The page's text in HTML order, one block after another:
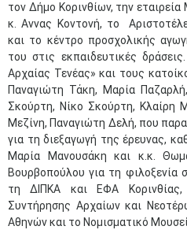
τον Δήμο Κορινθίων, την
κ. Αννας Κοντονή, το
και το κέντρο προσχολικής
του στις εκπαιδευτικές
Αρχαίας Τενέας» και τους
Παναγιώτη Τάκη, Μαρία
Σκούρτη, Νίκο Σκούρτη, Κλαίρη
Μεζίνη, Παναγιώτη Δελή, που
για τη διεξαγωγή της έρευνας,
Μαρία Μανουσάκη και κ.κ.
Βουρβοπούλου για τη φιλοξενία
τη ΔΙΠΚΑ και ΕΦΑ
Συντήρησης Αρχαίων και
Αθηνών και το Νομισματικό